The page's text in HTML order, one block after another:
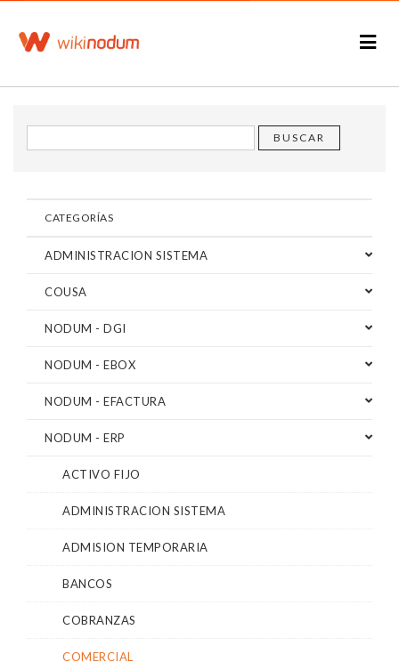
CATEGORÍAS
ADMINISTRACION SISTEMA
COUSA
NODUM - DGI
NODUM - EBOX
NODUM - EFACTURA
NODUM - ERP
ACTIVO FIJO
ADMINISTRACION SISTEMA
ADMISION TEMPORARIA
BANCOS
COBRANZAS
COMERCIAL